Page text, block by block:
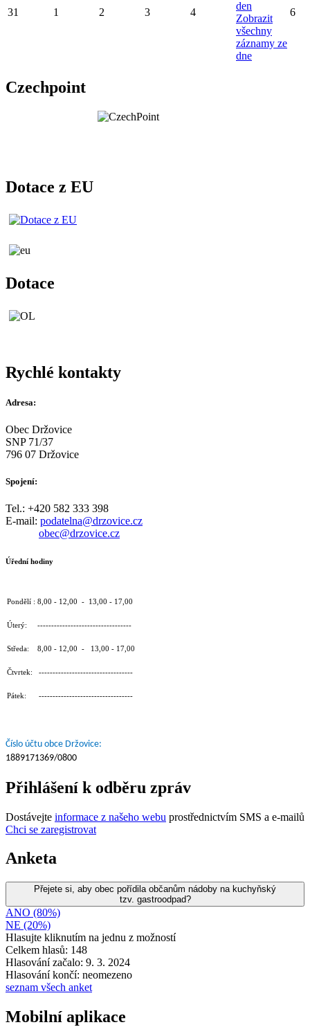
31 1 2 3 4
den
Zobrazit
všechny
záznamy ze
dne
6
Czechpoint
Dotace z EU
Dotace
Rychlé kontakty
Adresa:
Obec Držovice
SNP 71/37
796 07 Držovice
Spojení:
Tel.: +420 582 333 398
E-mail: podatelna@drzovice.cz
obec@drzovice.cz
Úřední hodiny
Pondělí : 8,00 - 12,00 - 13,00 - 17,00
Úterý: ----------------------------------
Středa: 8,00 - 12,00 - 13,00 - 17,00
Čtvrtek: ----------------------------------
Pátek: ----------------------------------
Číslo účtu obce Držovice:
1889171369/0800
Přihlášení k odběru zpráv
Dostávejte informace z našeho webu prostřednictvím SMS a e-mailů
Chci se zaregistrovat
Anketa
Přejete si, aby obec pořídila občanům nádoby na kuchyňský
tzv. gastroodpad?
ANO (80%)
NE (20%)
Hlasujte kliknutím na jednu z možností
Celkem hlasů: 148
Hlasování začalo: 9. 3. 2024
Hlasování končí: neomezeno
seznam všech anket
Mobilní aplikace